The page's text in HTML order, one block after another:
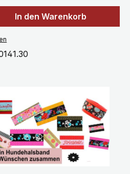
Gib den
In den Warenkorb